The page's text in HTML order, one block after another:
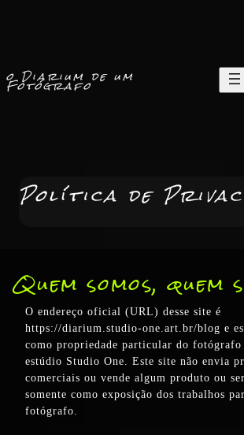
o Diarium de um
Fotógrafo
Política de
Quem somos, quem
O endereço oficial (URL) desse site é
https://diarium.studio-one.art.br/blog e
como propriedade particular do
estúdio Studio One. Este site não envia
comerciais ou vende algum produto ou
somente como exposição dos trabalhos
fotógrafo.